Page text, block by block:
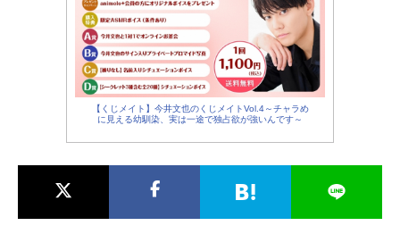
【くじメイト】今井文也のくじメイトVol.4～チャラめ
に見える幼馴染、実は一途で独占欲が強いんです～